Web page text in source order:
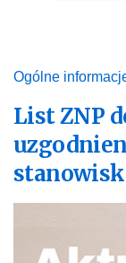
Ogólne
List ZNP